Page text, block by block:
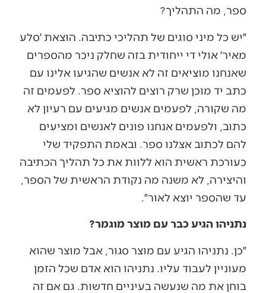
ספר, מה התהליך?
״יש כל מיני סוגים של תהליכי כתיבה. הוצאת ׳סלע
מאיר׳ אולי די ייחודית בזה שחלק ניכר מהספרים
שאנחנו מוציאים זה לא אנשים שהגיעו אלינו עם
כתב יד מוכן שרק רוצים להוציא ספר. לפעמים זה
מה שקורה, לפעמים אנשים מגיעים עם רעיון לא
כתוב, ולפעמים אנחנו פונים לאנשים ומציעים
להם לכתוב אצלנו ספר. ובאמת התפקיד שלי
כעורכת ראשית הוא ללוות את כל תהליך הכתיבה
והיצירה, לא משנה מה נקודת הראשית של הספר,
עד שהספר יוצא לאור״.
נתניהו הגיע כבר עם מוצר מוגמר?
״כן. נתניהו הגיע עם מוצר סגור, אבל מוצר שהוא
מעוניין לעבוד עליו. נתניהו הוא אדם שכל הזמן
בוחן את מה שנעשה בעיניים חדשות. גם אם זה